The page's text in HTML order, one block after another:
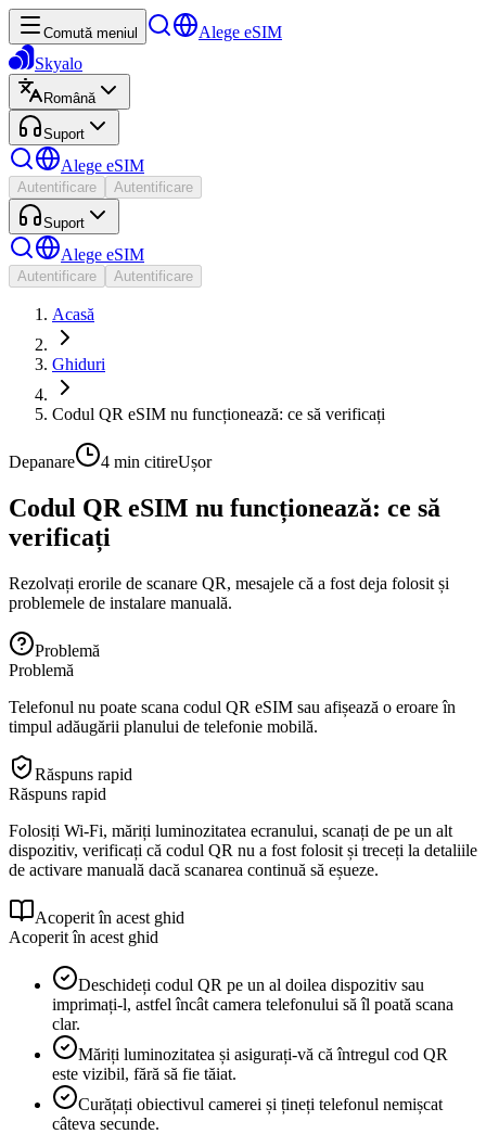
Comută meniul
Alege eSIM
Skyalo
Română
Suport
Alege eSIM
Autentificare Autentificare
Suport
Alege eSIM
Autentificare Autentificare
Acasă
Ghiduri
Codul QR eSIM nu funcționează: ce să verificați
Depanare 4 min citireUșor
Codul QR eSIM nu funcționează: ce să
verificați
Rezolvați erorile de scanare QR, mesajele că a fost deja folosit și
problemele de instalare manuală.
Problemă
Problemă
Telefonul nu poate scana codul QR eSIM sau afișează o eroare în
timpul adăugării planului de telefonie mobilă.
Răspuns rapid
Răspuns rapid
Folosiți Wi-Fi, măriți luminozitatea ecranului, scanați de pe un alt
dispozitiv, verificați că codul QR nu a fost folosit și treceți la detaliile
de activare manuală dacă scanarea continuă să eșueze.
Acoperit în acest ghid
Acoperit în acest ghid
Deschideți codul QR pe un al doilea dispozitiv sau
imprimați-l, astfel încât camera telefonului să îl poată scana
clar.
Măriți luminozitatea și asigurați-vă că întregul cod QR
este vizibil, fără să fie tăiat.
Curățați obiectivul camerei și țineți telefonul nemișcat
câteva secunde.